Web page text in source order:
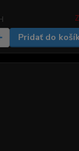
Pridať do